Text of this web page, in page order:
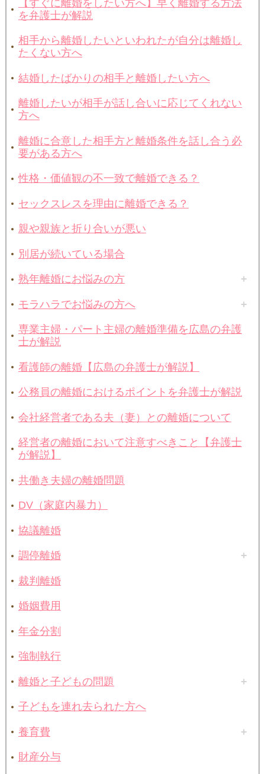
【すぐに離婚をしたい方へ】早く離婚する方法
を弁護士が解説
相手から離婚したいといわれたが自分は離婚し
たくない方へ
結婚したばかりの相手と離婚したい方へ
離婚したいが相手が話し合いに応じてくれない
方へ
離婚に合意した相手方と離婚条件を話し合う必
要がある方へ
性格・価値観の不一致で離婚できる？
セックスレスを理由に離婚できる？
親や親族と折り合いが悪い
別居が続いている場合
熟年離婚にお悩みの方
モラハラでお悩みの方へ
専業主婦・パート主婦の離婚準備を広島の弁護
士が解説
看護師の離婚【広島の弁護士が解説】
公務員の離婚におけるポイントを弁護士が解説
会社経営者である夫（妻）との離婚について
経営者の離婚において注意すべきこと【弁護士
が解説】
共働き夫婦の離婚問題
DV（家庭内暴力）
協議離婚
調停離婚
裁判離婚
婚姻費用
年金分割
強制執行
離婚と子どもの問題
子どもを連れ去られた方へ
養育費
財産分与